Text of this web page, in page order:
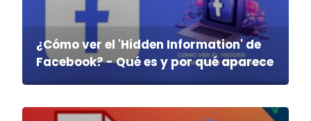
¿Cómo ver el 'Hidden Information' de
Facebook? - Qué es y por qué aparece